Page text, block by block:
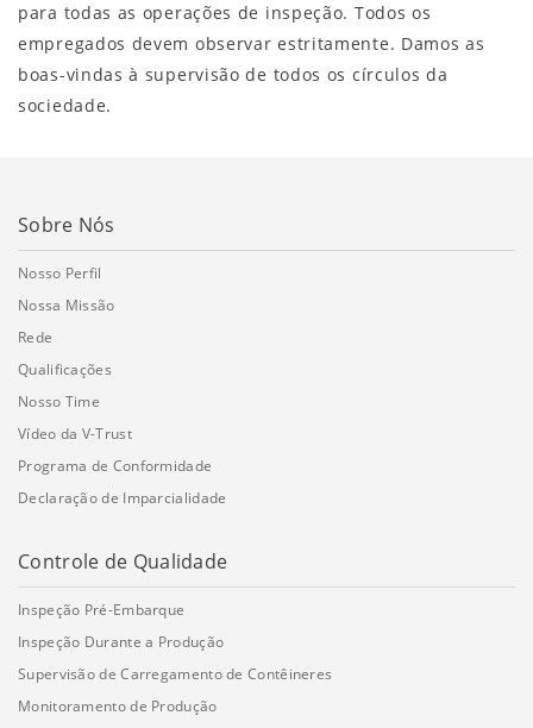
para todas as operações de inspeção. Todos os
empregados devem observar estritamente. Damos as
boas-vindas à supervisão de todos os círculos da
sociedade.
Sobre Nós
Nosso Perfil
Nossa Missão
Rede
Qualificações
Nosso Time
Vídeo da V-Trust
Programa de Conformidade
Declaração de Imparcialidade
Controle de Qualidade
Inspeção Pré-Embarque
Inspeção Durante a Produção
Supervisão de Carregamento de Contêineres
Monitoramento de Produção